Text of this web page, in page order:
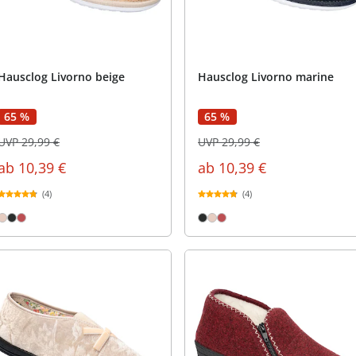
auf einer
Uringeruch
die
Jetzt
Jetzt
praktische
Livorno beige
65 %
10,39 €
29,99 €
(4)
Hausclog Livorno marine
65 %
ab 10,39 €
UVP 29,99 €
(4)